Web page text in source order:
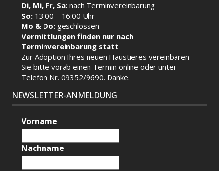
Di, Mi, Fr, Sa:nach Terminvereinbarung
So: 13:00 – 16:00 Uhr
Mo & Do: geschlossen
Vermittlungen finden nur nach
Terminvereinbarung statt
Zur Adoption Ihres neuen Haustieres vereinbaren
Sie bitte vorab einen Terminonline oder unter
Telefon Nr. 09352/9690. Danke.
NEWSLETTER-ANMELDUNG
Vorname
Nachname